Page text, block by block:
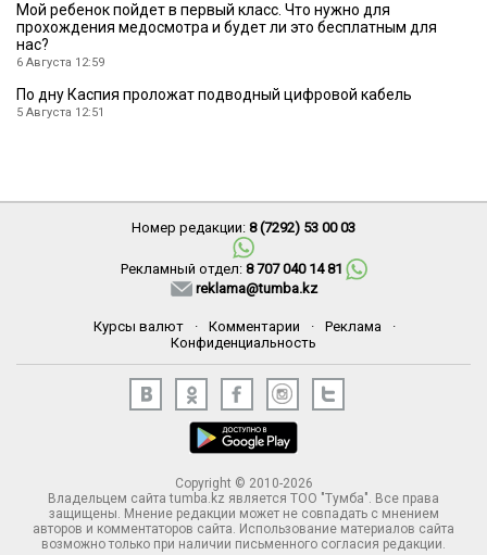
Мой ребенок пойдет в первый класс. Что нужно для
прохождения медосмотра и будет ли это бесплатным для
нас?
6 Августа 12:59
По дну Каспия проложат подводный цифровой кабель
5 Августа 12:51
Номер редакции: 8 (7292) 53 00 03
Рекламный отдел: 8 707 040 14 81
reklama@tumba.kz
Курсы валют · Комментарии · Реклама
·
Конфиденциальность
Copyright © 2010-2026
Владельцем сайта tumba.kz является ТОО "Тумба". Все права
защищены. Мнение редакции может не совпадать с мнением
авторов и комментаторов сайта. Использование материалов сайта
возможно только при наличии письменного согласия редакции.